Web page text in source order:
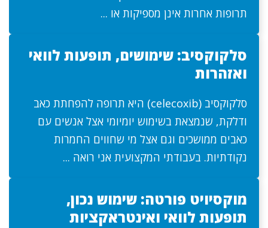
תרופות אחרות אינן מספיקות או ...
סלקוקסיב: שימושים, תופעות לוואי
ואזהרות
סלקוקסיב (celecoxib) היא תרופה להפחתת כאב
ודלקת, שנמצאת בשימוש יומיומי אצל אנשים עם
כאבים ממושכים וגם אצל מי שחווים החמרות
נקודתיות. בעבודתי המקצועית אני רואה ...
מוקסיויט פורטה: שימוש נכון,
תופעות לוואי ואינטראקציות